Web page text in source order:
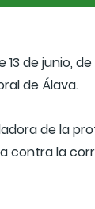
13 de junio,
de Álava.
de la
contra la